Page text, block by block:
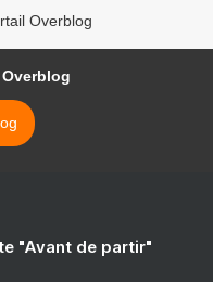
Overblog
"Avant de partir"